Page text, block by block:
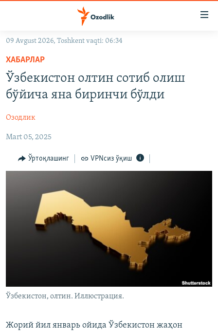
Асосий
навигацияга
ўтинг
Қидиришга
OZODVIDEO
OZODARXIV
На русском
ИЖТИМОИЙ ТАРМОҚЛАР
Озодлик бошқа тилларда
09 Avgust 2026, Toshkent vaqti: 06:34
ХАБАРЛАР
Ўзбекистон олтин сотиб олиш
бўйича яна биринчи бўлди
Озодлик
Mart 05, 2025
Ўртоқлашинг VPNсиз ўқиш
Ўзбекистон, олтин. Иллюстрация.
Жорий йил январь ойида Ўзбекистон жаҳон